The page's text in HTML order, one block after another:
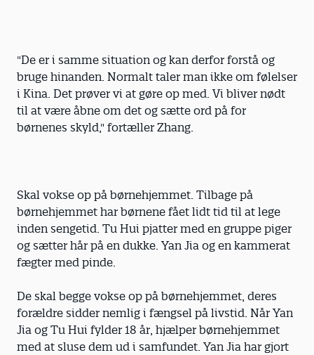
"De er i samme situation og kan derfor forstå og
bruge hinanden. Normalt taler man ikke om følelser
i Kina. Det prøver vi at gøre op med. Vi bliver nødt
til at være åbne om det og sætte ord på for
børnenes skyld," fortæller Zhang.
Skal vokse op på børnehjemmet. Tilbage på
børnehjemmet har børnene fået lidt tid til at lege
inden sengetid. Tu Hui pjatter med en gruppe piger
og sætter hår på en dukke. Yan Jia og en kammerat
fægter med pinde.
De skal begge vokse op på børnehjemmet, deres
forældre sidder nemlig i fængsel på livstid. Når Yan
Jia og Tu Hui fylder 18 år, hjælper børnehjemmet
med at sluse dem ud i samfundet. Yan Jia har gjort